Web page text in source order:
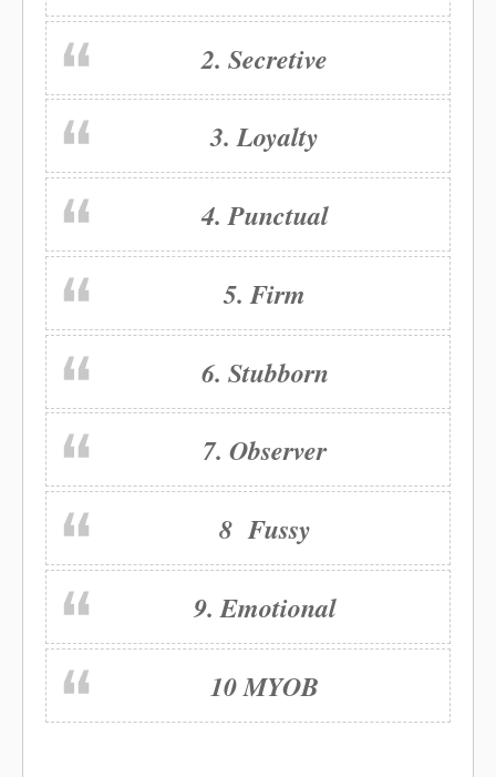
2. Secretive
3. Loyalty
4. Punctual
5. Firm
6. Stubborn
7. Observer
8 Fussy
9. Emotional
10 MYOB